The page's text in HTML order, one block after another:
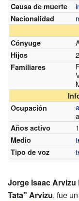
Causa de muerte
Nacionalidad
Cónyuge
Hijos 2
Familiares
Ocupación
Años activo
Medio
Tipo de voz
Jorge Isaac Arvizu
Tata" Arvizu, fue